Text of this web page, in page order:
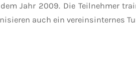
Jahr 2009. Die Teilnehmer
auch ein vereinsinternes